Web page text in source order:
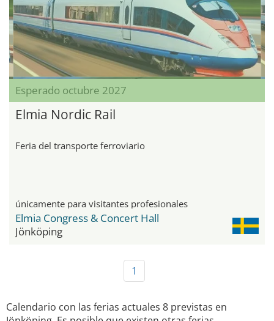
Esperado octubre 2027
Elmia Nordic Rail
Feria del transporte ferroviario
únicamente para visitantes profesionales
Elmia Congress & Concert Hall
Jönköping
1
Calendario con las ferias actuales 8 previstas en